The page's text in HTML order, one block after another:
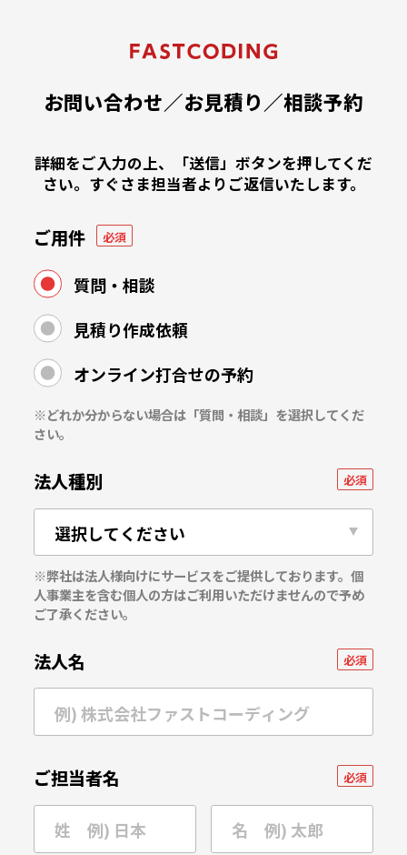
お問い合わせ／お見積り／相談予約
詳細をご入力の上、「送信」ボタンを押してくだ
さい。 すぐさま担当者よりご返信いたします。
ご用件 必須
質問・相談
見積り作成依頼
オンライン打合せの予約
※どれか分からない場合は「質問・相談」を選択してくだ
さい。
法人種別 必須
※弊社は法人様向けにサービスをご提供しております。個
人事業主を含む個人の方はご利用いただけませんので予め
ご了承ください。
法人名 必須
ご担当者名 必須